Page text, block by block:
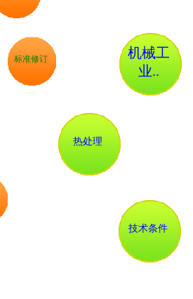
机械工
业..
技术条件
热处理
标准修订